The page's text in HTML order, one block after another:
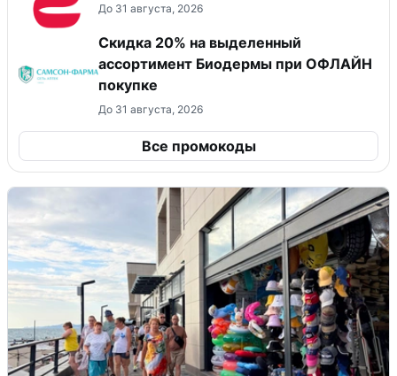
До 31 августа, 2026
Скидка 20% на выделенный
ассортимент Биодермы при ОФЛАЙН
покупке
До 31 августа, 2026
Все промокоды